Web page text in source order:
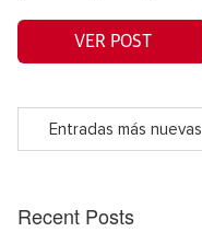
VER POST
Entradas más nuevas
Recent Posts